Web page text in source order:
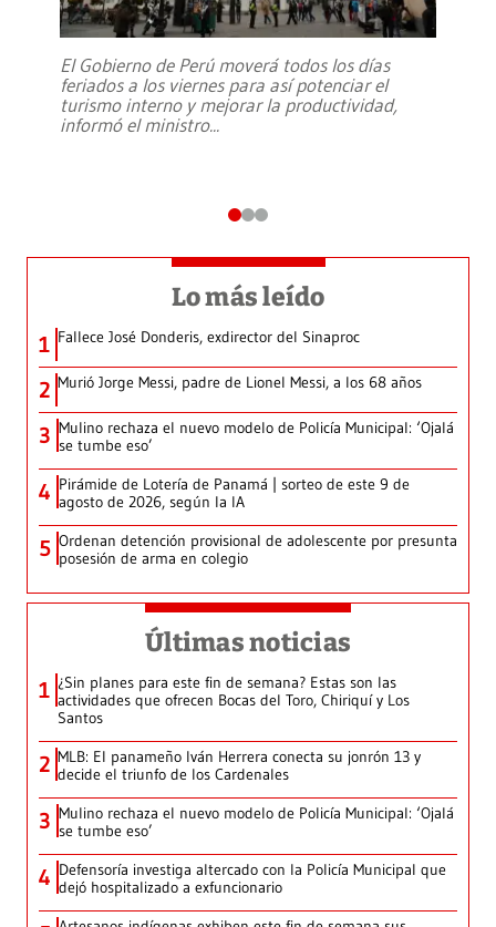
El Gobierno de Perú moverá todos los días
feriados a los viernes para así potenciar el
turismo interno y mejorar la productividad,
informó el ministro...
Lo más leído
1 Fallece José Donderis, exdirector del Sinaproc
2 Murió Jorge Messi, padre de Lionel Messi, a los 68 años
3 Mulino rechaza el nuevo modelo de Policía Municipal: ‘Ojalá
se tumbe eso’
4 Pirámide de Lotería de Panamá | sorteo de este 9 de
agosto de 2026, según la IA
5 Ordenan detención provisional de adolescente por presunta
posesión de arma en colegio
Últimas noticias
1 ¿Sin planes para este fin de semana? Estas son las
actividades que ofrecen Bocas del Toro, Chiriquí y Los
Santos
2 MLB: El panameño Iván Herrera conecta su jonrón 13 y
decide el triunfo de los Cardenales
3 Mulino rechaza el nuevo modelo de Policía Municipal: ‘Ojalá
se tumbe eso’
4 Defensoría investiga altercado con la Policía Municipal que
dejó hospitalizado a exfuncionario